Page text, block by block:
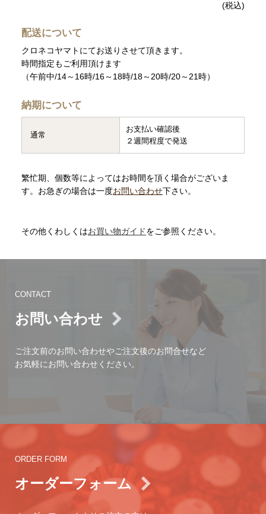
(税込)
配送について
クロネコヤマトにてお送りさせて頂きます。
時間指定もご利用頂けます
（午前中/14～16時/16～18時/18～20時/20～21時）
納期について
通常
お支払い確認後
２週間程度で発送
繁忙期、個数等によってはお時間を頂く場合がございま
す。お急ぎの場合は一度お問い合わせ下さい。
その他くわしくはお買い物ガイドをご参照ください。
CONTACT
お問い合わせ
ご注文前のお問い合わせやご注文後のお問合せなど
お気軽にお問い合わせください。
ORDER FORM
オーダーフォーム